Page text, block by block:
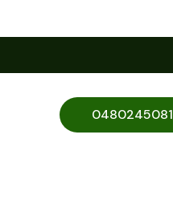
0480245081